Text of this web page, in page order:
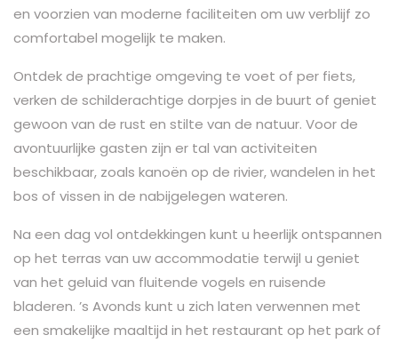
en voorzien van moderne faciliteiten om uw verblijf zo
comfortabel mogelijk te maken.
Ontdek de prachtige omgeving te voet of per fiets,
verken de schilderachtige dorpjes in de buurt of geniet
gewoon van de rust en stilte van de natuur. Voor de
avontuurlijke gasten zijn er tal van activiteiten
beschikbaar, zoals kanoën op de rivier, wandelen in het
bos of vissen in de nabijgelegen wateren.
Na een dag vol ontdekkingen kunt u heerlijk ontspannen
op het terras van uw accommodatie terwijl u geniet
van het geluid van fluitende vogels en ruisende
bladeren. ’s Avonds kunt u zich laten verwennen met
een smakelijke maaltijd in het restaurant op het park of